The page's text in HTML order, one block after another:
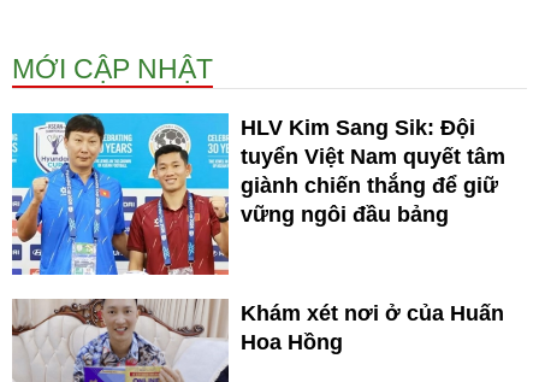
MỚI CẬP NHẬT
HLV Kim Sang Sik: Đội
tuyển Việt Nam quyết tâm
giành chiến thắng để giữ
vững ngôi đầu bảng
Khám xét nơi ở của Huấn
Hoa Hồng